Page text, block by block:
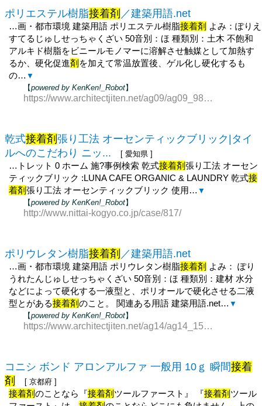
ポリエステル樹脂接着剤 ／建築用語.net
…画・都市環境 建築用語 ポリエステル樹脂接着剤 よみ：ぽりえ
すてるじゅしせっちゃくざい 50音別：ほ 種類別：土木 不飽和
アルキド樹脂をビニールモノマーに溶解させ触媒として加熱す
るか、硬化促進剤 を加えて常温放置後、ゲル化し硬化するも
の… ▼
【powered by KenKen!_Robot】
https://www.architectjiten.net/ag09/ag09_981.html
乾式接着剤 張り工法 オーセンティックブリック|タイ
ルへのこだわり ニッ...
[ 愛知県 ]
…トレット 0 ホーム 施?事例検索 乾式接着剤張り工法 オーセン
ティックブリック :LUNA CAFE ORGANIC & LAUNDRY 乾式接
着剤張り工法 オーセンティックブリック 使用… ▼
【powered by KenKen!_Robot】
http://www.nittai-kogyo.co.jp/case/817/
ポリウレタン樹脂接着剤 ／建築用語.net
…画・都市環境 建築用語 ポリウレタン樹脂接着剤 よみ： ぽり
うれたんじゅしせっちゃくざい 50音別：ほ 種類別：建材 水分
などによって硬化する一液型と、ポリオールで硬化させる二液
型とがある接着剤のこと。 関連ある用語 建築用語.net… ▼
【powered by KenKen!_Robot】
https://www.architectjiten.net/ag14/ag14_1504.html
コニシ ボンド アロンアルファ 一般用 10ｇ 瞬間接着
剤
[ 京都府 ]
接着剤のことなら『接着剤 ツールファースト』 『接着剤 ツール